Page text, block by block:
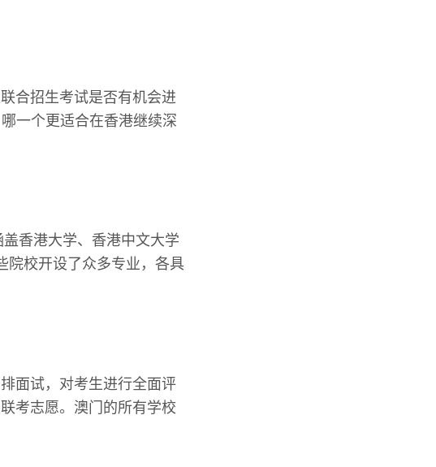
合招生考试是否有机会进
一个更适合在香港继续深
香港大学、香港中文大学
院校开设了众多专业，各具
面试，对考生进行全面评
考志愿。澳门的所有学校